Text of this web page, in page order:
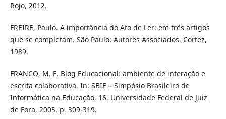
Rojo, 2012.
FREIRE, Paulo. A importância do Ato de Ler: em três artigos
que se completam. São Paulo: Autores Associados. Cortez,
1989.
FRANCO, M. F. Blog Educacional: ambiente de interação e
escrita colaborativa. In: SBIE – Simpósio Brasileiro de
Informática na Educação, 16. Universidade Federal de Juiz
de Fora, 2005. p. 309-319.